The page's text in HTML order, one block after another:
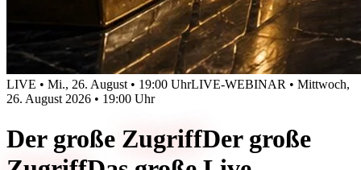
LIVE • Mi., 26. August • 19:00 UhrLIVE-WEBINAR • Mittwoch,
26. August 2026 • 19:00 Uhr
Der große ZugriffDer große